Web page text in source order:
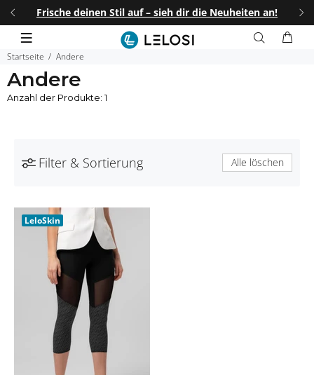
Frische deinen Stil auf – sieh dir die Neuheiten an!
Startseite Andere
Andere
Anzahl der Produkte: 1
Filter & Sortierung Alle löschen
LeloSkin